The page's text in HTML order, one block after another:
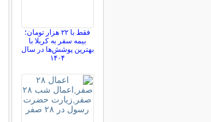
فقط با ۲۲ هزار تومان؛
بیمه سفر به کربلا با
بهترین پوشش‌ها در سال
۱۴۰۴